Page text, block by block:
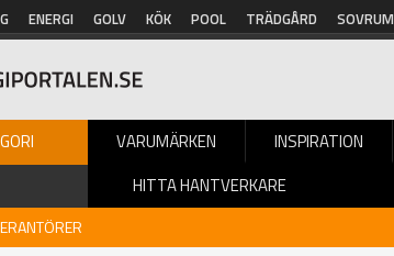
ENERGI GOLV KÖK POOL TRÄDGÅRD SOVRUM
VARUMÄRKEN INSPIRATION
HITTA HANTVERKARE
»Varumärke